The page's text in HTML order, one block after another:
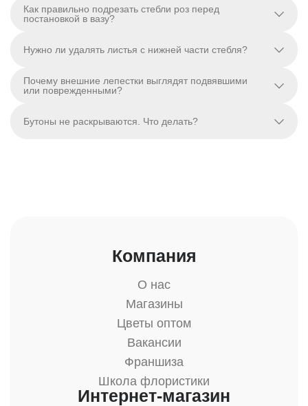
Как правильно подрезать стебли роз перед
постановкой в вазу?
Нужно ли удалять листья с нижней части стебля?
Почему внешние лепестки выглядят подвявшими
или поврежденными?
Бутоны не раскрываются. Что делать?
Компания
О нас
Магазины
Цветы оптом
Вакансии
Франшиза
Школа флористики
Интернет-магазин